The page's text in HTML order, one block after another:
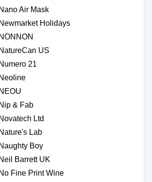
Air Mask
Holidays
US
21
& Fab
Ltd
Lab
Boy
Barrett UK
Fine Print Wine